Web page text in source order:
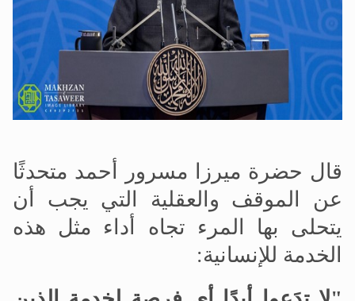
قال حضرة ميرزا مسرور أحمد متحدثًا
عن الموقف والعقلية التي يجب أن
يتحلى بها المرء تجاه أداء مثل هذه
الخدمة للإنسانية: